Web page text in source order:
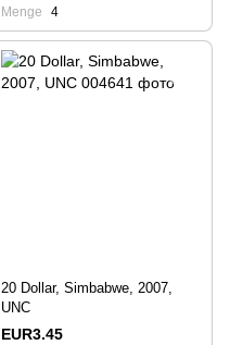
Menge 4
20 Dollar, Simbabwe, 2007,
UNC
EUR3.45